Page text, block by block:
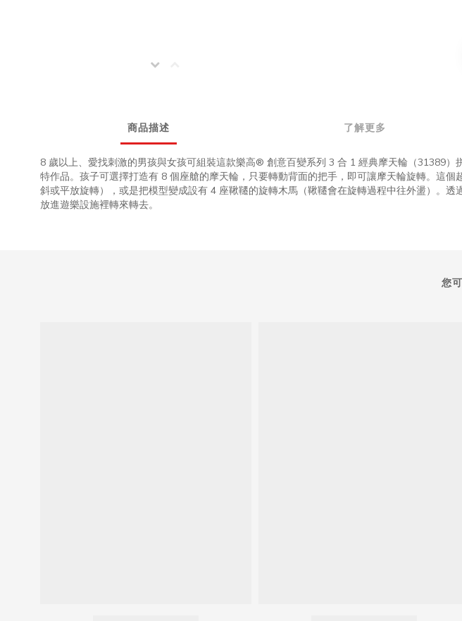
商品描述 了解更多
8 歲以上、愛找刺激的男孩與女孩可組裝這款樂高® 創意百變系列 3 合 1 經典摩天輪（31389
特作品。孩子可選擇打造有 8 個座艙的摩天輪，只要轉動背面的把手，即可讓摩天輪旋轉。這個
斜或平放旋轉），或是把模型變成設有 4 座鞦韆的旋轉木馬（鞦韆會在旋轉過程中往外盪）。 透
放進遊樂設施裡轉來轉去。
您